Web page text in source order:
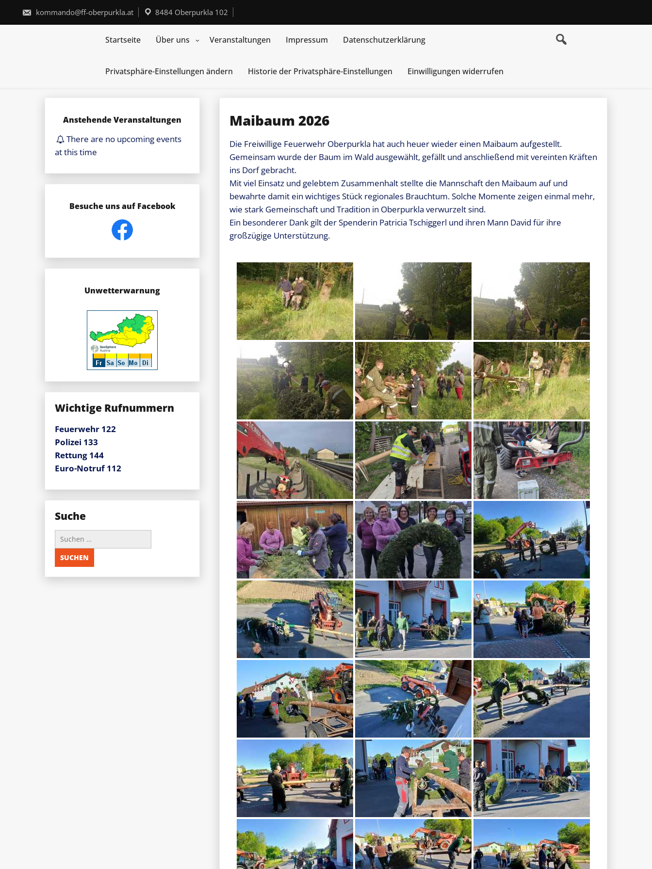
content
kommando@ff-oberpurkla.at 8484 Oberpurkla 102
Startseite Über uns Veranstaltungen Impressum Datenschutzerklärung
Privatsphäre-Einstellungen ändern Historie der Privatsphäre-Einstellungen Einwilligungen widerrufen
Maibaum 2026
Die Freiwillige Feuerwehr Oberpurkla hat auch heuer wieder einen Maibaum aufgestellt.
Gemeinsam wurde der Baum im Wald ausgewählt, gefällt und anschließend mit vereinten Kräften
ins Dorf gebracht.
Mit viel Einsatz und gelebtem Zusammenhalt stellte die Mannschaft den Maibaum auf und
bewahrte damit ein wichtiges Stück regionales Brauchtum. Solche Momente zeigen einmal mehr,
wie stark Gemeinschaft und Tradition in Oberpurkla verwurzelt sind.
Ein besonderer Dank gilt der Spenderin Patricia Tschiggerl und ihren Mann David für ihre
großzügige Unterstützung.
Anstehende Veranstaltungen
There are no upcoming events
at this time
Besuche uns auf Facebook
Unwetterwarnung
Wichtige Rufnummern
Feuerwehr 122
Polizei 133
Rettung 144
Euro-Notruf 112
Suche
Suchen
nach: